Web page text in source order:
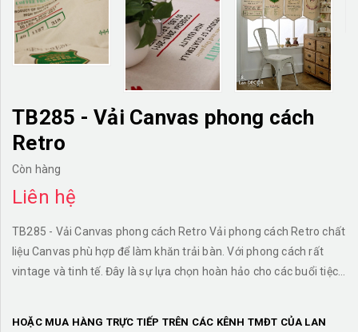
TB285 - Vải Canvas phong cách
Retro
Còn hàng
Liên hệ
TB285 - Vải Canvas phong cách Retro Vải phong cách Retro chất
liệu Canvas phù hợp để làm khăn trải bàn. Với phong cách rất
vintage và tinh tế. Đây là sự lựa chọn hoàn hảo cho các buổi tiệc,
HOẶC MUA HÀNG TRỰC TIẾP TRÊN CÁC KÊNH TMĐT CỦA LAN